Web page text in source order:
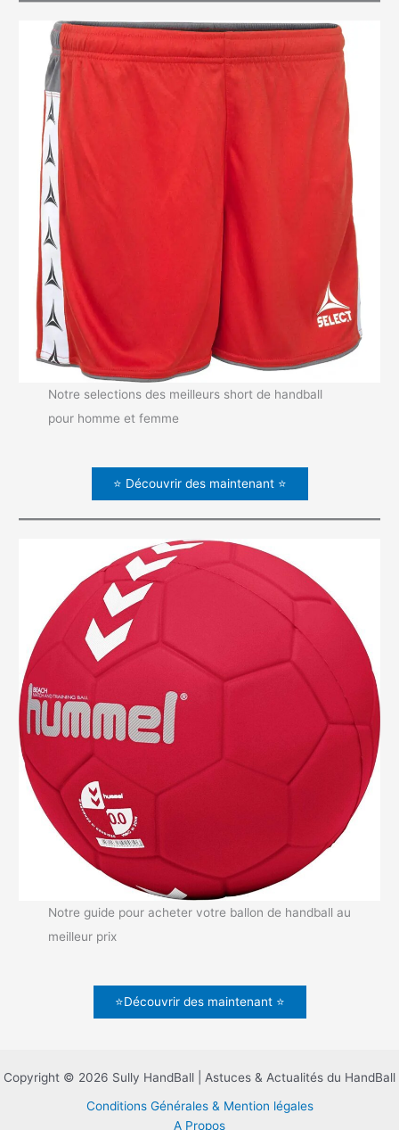
Notre selections des meilleurs short de handball
pour homme et femme
⭐ Découvrir des maintenant ⭐
Notre guide pour acheter votre ballon de handball au
meilleur prix
⭐Découvrir des maintenant ⭐
Copyright © 2026 Sully HandBall | Astuces & Actualités du HandBall
Conditions Générales & Mention légales
A Propos